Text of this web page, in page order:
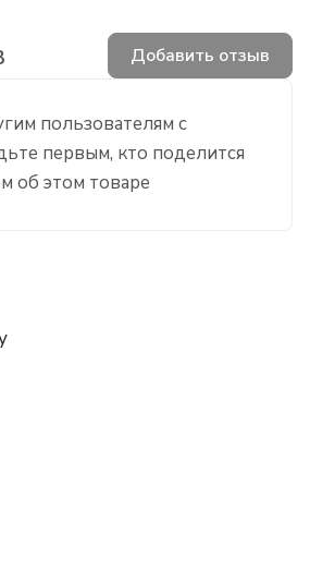
пользователям с
первым, кто поделится
об этом товаре
Добавить отзыв